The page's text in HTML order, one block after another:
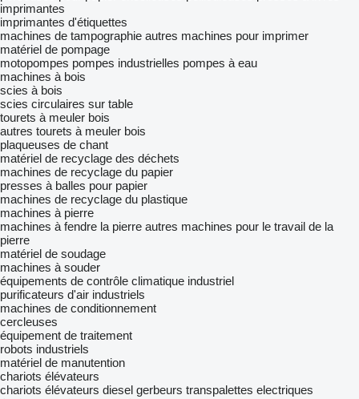
imprimantes
imprimantes d'étiquettes
machines de tampographie autres machines pour imprimer
matériel de pompage
motopompes pompes industrielles pompes à eau
machines à bois
scies à bois
scies circulaires sur table
tourets à meuler bois
autres tourets à meuler bois
plaqueuses de chant
matériel de recyclage des déchets
machines de recyclage du papier
presses à balles pour papier
machines de recyclage du plastique
machines à pierre
machines à fendre la pierre autres machines pour le travail de la
pierre
matériel de soudage
machines à souder
équipements de contrôle climatique industriel
purificateurs d'air industriels
machines de conditionnement
cercleuses
équipement de traitement
robots industriels
matériel de manutention
chariots élévateurs
chariots élévateurs diesel gerbeurs transpalettes electriques